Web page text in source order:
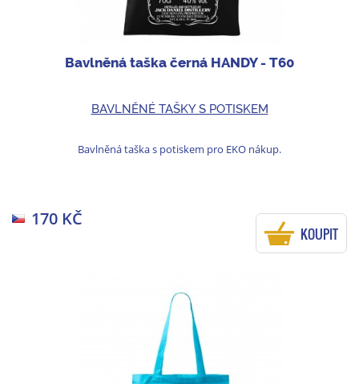
Bavlněná taška černá HANDY - T60
BAVLNĚNÉ TAŠKY S POTISKEM
Bavlněná taška s potiskem pro EKO nákup.
170 KČ
KOUPIT